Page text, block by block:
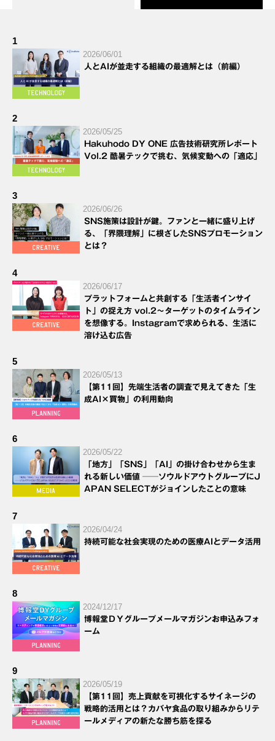
1
2026/06/01
人とAIが並走する組織の最適解とは（前編）
2
2026/05/25
Hakuhodo DY ONE 広告技術研究所レポート
Vol.2 酷暑テックで挑む、気候変動への「適応」
3
2026/06/26
SNS施策は設計が鍵。ファンと一緒に盛り上げ
る、「界隈理解」に根ざしたSNSプロモーション
とは？
4
2026/06/17
プラットフォームと共創する「生活者インサイ
ト」の捉え方 vol.2～ターゲットのタイムライン
を想像する。Instagramで求められる、生活に
溶け込む広告
5
2026/05/13
【第11回】先端生活者の調査で見えてきた「生
成AI×買物」の利用動向
6
2026/05/22
「地方」「SNS」「AI」の掛け合わせから生ま
れる新しい価値 ──ソウルドアウトグループにJ
APAN SELECTがジョインしたことの意味
7
2026/04/24
持続可能な社会実現のための医療AIとデータ活用
8
2024/12/17
博報堂ＤＹグループメールマガジンお申込みフォ
ーム
9
2026/05/19
【第11回】売上貢献を可視化するサイネージの
戦略的活用とは？カバヤ食品の取り組みからリテ
ールメディアの新たな勝ち筋を探る